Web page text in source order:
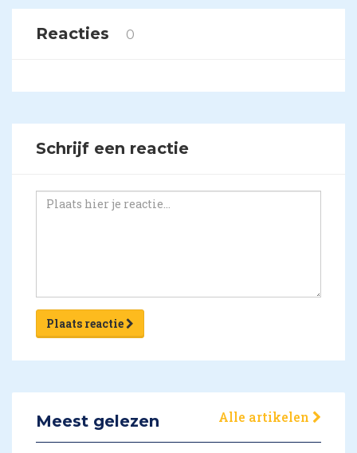
Reacties 0
Schrijf een reactie
Plaats reactie
Meest gelezen Alle artikelen